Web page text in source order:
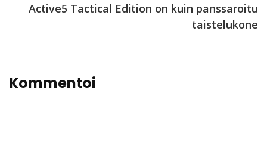
Active5 Tactical Edition on kuin panssaroitu
taistelukone
Kommentoi